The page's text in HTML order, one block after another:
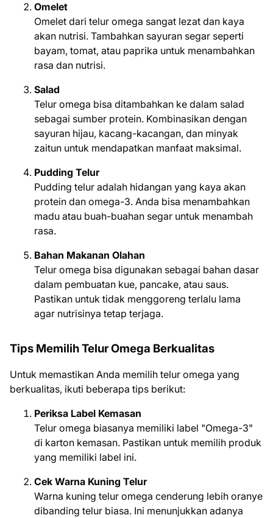
Omelet
Omelet dari telur omega sangat lezat dan kaya
akan nutrisi. Tambahkan sayuran segar seperti
bayam, tomat, atau paprika untuk menambahkan
rasa dan nutrisi.
Salad
Telur omega bisa ditambahkan ke dalam salad
sebagai sumber protein. Kombinasikan dengan
sayuran hijau, kacang-kacangan, dan minyak
zaitun untuk mendapatkan manfaat maksimal.
Pudding Telur
Pudding telur adalah hidangan yang kaya akan
protein dan omega-3. Anda bisa menambahkan
madu atau buah-buahan segar untuk menambah
rasa.
Bahan Makanan Olahan
Telur omega bisa digunakan sebagai bahan dasar
dalam pembuatan kue, pancake, atau saus.
Pastikan untuk tidak menggoreng terlalu lama
agar nutrisinya tetap terjaga.
Tips Memilih Telur Omega Berkualitas
Untuk memastikan Anda memilih telur omega yang
berkualitas, ikuti beberapa tips berikut:
Periksa Label Kemasan
Telur omega biasanya memiliki label "Omega-3"
di karton kemasan. Pastikan untuk memilih produk
yang memiliki label ini.
Cek Warna Kuning Telur
Warna kuning telur omega cenderung lebih oranye
dibanding telur biasa. Ini menunjukkan adanya